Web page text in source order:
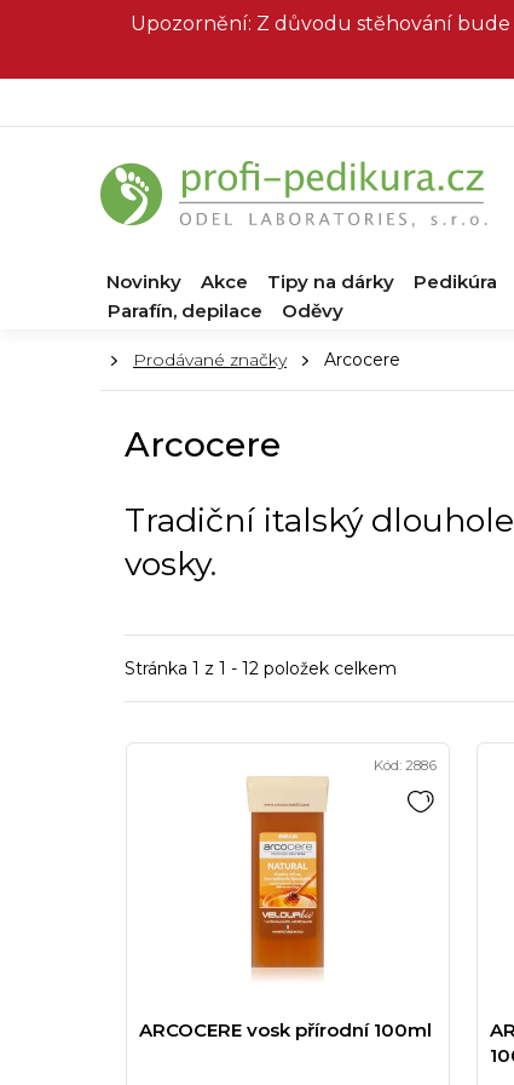
Upozornění: Z důvodu stěhování bude
Novinky Akce Tipy na dárky Pedikúra
Parafín, depilace
Oděvy
DomůProdávané značky Arcocere
Arcocere
Tradiční italský
vosky.
Stránka 1 z 1 - 12 položek celkem
V
d
ARCOCERE vosk přírodní 100ml
Kód: 2886